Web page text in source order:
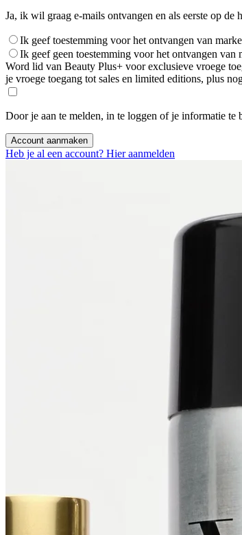
Ja, ik wil graag e-mails ontvangen en als eerste op
Ik geef toestemming voor het ontvangen van
Ik geef geen toestemming voor het ontvangen van
Word lid van Beauty Plus+ voor exclusieve vroege
je vroege toegang tot sales en limited editions, plus
Door je aan te melden, in te loggen of je informatie te
Account aanmaken
Heb je al een account? Hier aanmelden